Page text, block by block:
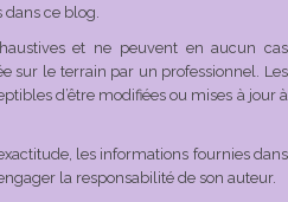
dans ce blog.
et ne peuvent en aucun cas
sur le terrain par un professionnel. Les
d’être modifiées ou mises à jour à
les informations fournies dans
la responsabilité de son auteur.